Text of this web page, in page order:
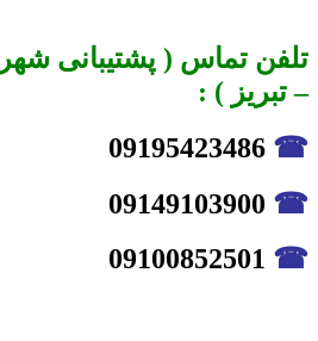
تلفن تماس ( پشتیبانی
– تبریز ) :
☎
☎
☎